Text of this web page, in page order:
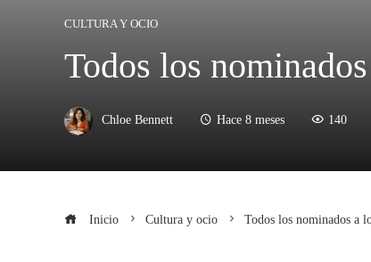
CULTURA Y OCIO
Todos los
Chloe Bennett Hace 8 meses 140
Inicio Cultura y ocio Todos los nominados a